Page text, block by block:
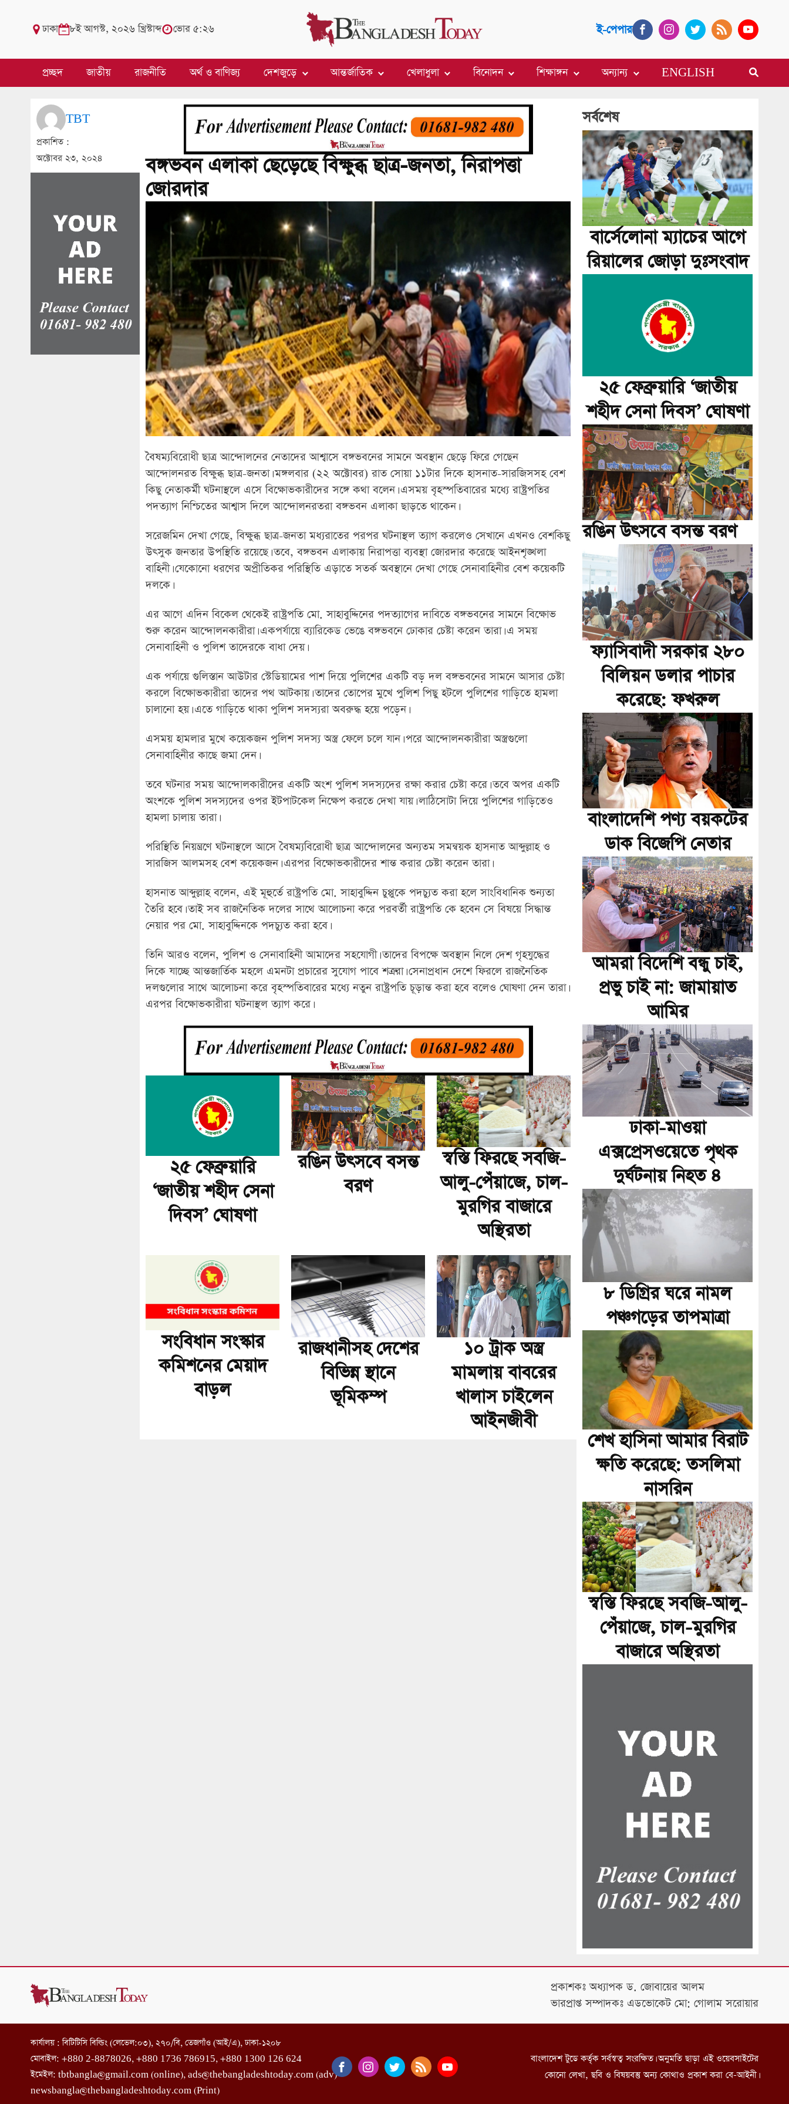
ঢাকা ৮ই আগস্ট, ২০২৬ খ্রিস্টাব্দ ভোর ৫:২৬ ই-পেপার
প্রচ্ছদ জাতীয় রাজনীতি অর্থ ও বাণিজ্য দেশজুড়ে আন্তর্জাতিক খেলাধুলা বিনোদন শিক্ষাঙ্গন অন্যান্য ENGLISH
TBT
প্রকাশিত :
অক্টোবর ২৩, ২০২৪
বঙ্গভবন এলাকা ছেড়েছে বিক্ষুব্ধ ছাত্র-জনতা, নিরাপত্তা
জোরদার
বৈষম্যবিরোধী ছাত্র আন্দোলনের নেতাদের আশ্বাসে বঙ্গভবনের সামনে অবস্থান ছেড়ে ফিরে গেছেন
আন্দোলনরত বিক্ষুব্ধ ছাত্র-জনতা। মঙ্গলবার (২২ অক্টোবর) রাত সোয়া ১১টার দিকে হাসনাত-সারজিসসহ বেশ
কিছু নেতাকর্মী ঘটনাস্থলে এসে বিক্ষোভকারীদের সঙ্গে কথা বলেন। এসময় বৃহস্পতিবারের মধ্যে রাষ্ট্রপতির
পদত্যাগ নিশ্চিতের আশ্বাস দিলে আন্দোলনরতরা বঙ্গভবন এলাকা ছাড়তে থাকেন।
সরেজমিন দেখা গেছে, বিক্ষুব্ধ ছাত্র-জনতা মধ্যরাতের পরপর ঘটনাস্থল ত্যাগ করলেও সেখানে এখনও বেশকিছু
উৎসুক জনতার উপস্থিতি রয়েছে। তবে, বঙ্গভবন এলাকায় নিরাপত্তা ব্যবস্থা জোরদার করেছে আইনশৃঙ্খলা
বাহিনী। যেকোনো ধরণের অপ্রীতিকর পরিস্থিতি এড়াতে সতর্ক অবস্থানে দেখা গেছে সেনাবাহিনীর বেশ কয়েকটি
দলকে।
এর আগে এদিন বিকেল থেকেই রাষ্ট্রপতি মো. সাহাবুদ্দিনের পদত্যাগের দাবিতে বঙ্গভবনের সামনে বিক্ষোভ
শুরু করেন আন্দোলনকারীরা। একপর্যায়ে ব্যারিকেড ভেঙে বঙ্গভবনে ঢোকার চেষ্টা করেন তারা। এ সময়
সেনাবাহিনী ও পুলিশ তাদেরকে বাধা দেয়।
এক পর্যায়ে গুলিস্তান আউটার স্টেডিয়ামের পাশ দিয়ে পুলিশের একটি বড় দল বঙ্গভবনের সামনে আসার চেষ্টা
করলে বিক্ষোভকারীরা তাদের পথ আটকায়। তাদের তোপের মুখে পুলিশ পিছু হটলে পুলিশের গাড়িতে হামলা
চালানো হয়। এতে গাড়িতে থাকা পুলিশ সদস্যরা অবরুদ্ধ হয়ে পড়েন।
এসময় হামলার মুখে কয়েকজন পুলিশ সদস্য অস্ত্র ফেলে চলে যান। পরে আন্দোলনকারীরা অস্ত্রগুলো
সেনাবাহিনীর কাছে জমা দেন।
তবে ঘটনার সময় আন্দোলকারীদের একটি অংশ পুলিশ সদস্যদের রক্ষা করার চেষ্টা করে। তবে অপর একটি
অংশকে পুলিশ সদস্যদের ওপর ইটপাটকেল নিক্ষেপ করতে দেখা যায়। লাঠিসোটা দিয়ে পুলিশের গাড়িতেও
হামলা চালায় তারা।
পরিস্থিতি নিয়ন্ত্রণে ঘটনাস্থলে আসে বৈষম্যবিরোধী ছাত্র আন্দোলনের অন্যতম সমন্বয়ক হাসনাত আব্দুল্লাহ ও
সারজিস আলমসহ বেশ কয়েকজন। এরপর বিক্ষোভকারীদের শান্ত করার চেষ্টা করেন তারা।
হাসনাত আব্দুল্লাহ বলেন, এই মূহুর্তে রাষ্ট্রপতি মো. সাহাবুদ্দিন চুপ্পুকে পদচ্যুত করা হলে সাংবিধানিক শুন্যতা
তৈরি হবে। তাই সব রাজনৈতিক দলের সাথে আলোচনা করে পরবর্তী রাষ্ট্রপতি কে হবেন সে বিষয়ে সিদ্ধান্ত
নেয়ার পর মো. সাহাবুদ্দিনকে পদচ্যুত করা হবে।
তিনি আরও বলেন, পুলিশ ও সেনাবাহিনী আমাদের সহযোগী। তাদের বিপক্ষে অবস্থান নিলে দেশ গৃহযুদ্ধের
দিকে যাচ্ছে আন্তজার্তিক মহলে এমনটা প্রচারের সুযোগ পাবে শত্রুরা। সেনাপ্রধান দেশে ফিরলে রাজনৈতিক
দলগুলোর সাথে আলোচনা করে বৃহস্পতিবারের মধ্যে নতুন রাষ্ট্রপতি চূড়ান্ত করা হবে বলেও ঘোষণা দেন তারা।
এরপর বিক্ষোভকারীরা ঘটনাস্থল ত্যাগ করে।
২৫ ফেব্রুয়ারি
‘জাতীয় শহীদ সেনা
দিবস’ ঘোষণা
রঙিন উৎসবে বসন্ত
বরণ
স্বস্তি ফিরছে সবজি-
আলু-পেঁয়াজে, চাল-
মুরগির বাজারে
অস্থিরতা
সংবিধান সংস্কার
কমিশনের মেয়াদ
বাড়ল
রাজধানীসহ দেশের
বিভিন্ন স্থানে
ভূমিকম্প
১০ ট্রাক অস্ত্র
মামলায় বাবরের
খালাস চাইলেন
আইনজীবী
সর্বশেষ
বার্সেলোনা ম্যাচের আগে
রিয়ালের জোড়া দুঃসংবাদ
২৫ ফেব্রুয়ারি ‘জাতীয়
শহীদ সেনা দিবস’ ঘোষণা
রঙিন উৎসবে বসন্ত বরণ
ফ্যাসিবাদী সরকার ২৮০
বিলিয়ন ডলার পাচার
করেছে: ফখরুল
বাংলাদেশি পণ্য বয়কটের
ডাক বিজেপি নেতার
আমরা বিদেশি বন্ধু চাই,
প্রভু চাই না: জামায়াত
আমির
ঢাকা-মাওয়া
এক্সপ্রেসওয়েতে পৃথক
দুর্ঘটনায় নিহত ৪
৮ ডিগ্রির ঘরে নামল
পঞ্চগড়ের তাপমাত্রা
শেখ হাসিনা আমার বিরাট
ক্ষতি করেছে: তসলিমা
নাসরিন
স্বস্তি ফিরছে সবজি-আলু-
পেঁয়াজে, চাল-মুরগির
বাজারে অস্থিরতা
প্রকাশকঃ অধ্যাপক ড. জোবায়ের আলম
ভারপ্রাপ্ত সম্পাদকঃ এডভোকেট মো: গোলাম সরোয়ার
কার্যালয় : বিটিটিসি বিল্ডিং (লেভেল:০৩), ২৭০/বি, তেজগাঁও (আই/এ), ঢাকা-১২০৮
মোবাইল: +880 2-8878026, +880 1736 786915, +880 1300 126 624
ইমেইল: tbtbangla@gmail.com (online), ads@thebangladeshtoday.com (adv)
newsbangla@thebangladeshtoday.com (Print)
বাংলাদেশ টুডে কর্তৃক সর্বস্বত্ব সংরক্ষিত। অনুমতি ছাড়া এই ওয়েবসাইটের
কোনো লেখা, ছবি ও বিষয়বস্তু অন্য কোথাও প্রকাশ করা বে-আইনী।